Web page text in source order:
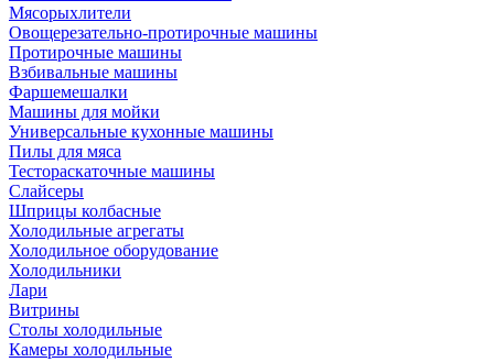
Мясорыхлители
Овощерезательно-протирочные машины
Протирочные машины
Взбивальные машины
Фаршемешалки
Машины для мойки
Универсальные кухонные машины
Пилы для мяса
Тестораскаточные машины
Слайсеры
Шприцы колбасные
Холодильные агрегаты
Холодильное оборудование
Холодильники
Лари
Витрины
Столы холодильные
Камеры холодильные